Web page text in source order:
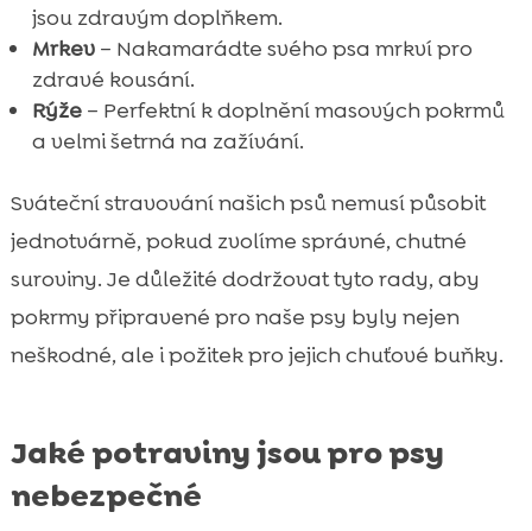
jsou zdravým doplňkem.
Mrkev– Nakamarádte svého psa mrkví pro
zdravé kousání.
Rýže– Perfektní k doplnění masových pokrmů
a velmi šetrná na zažívání.
Sváteční stravování našich psů nemusí působit
jednotvárně, pokud zvolíme správné, chutné
suroviny. Je důležité dodržovat tyto rady, aby
pokrmy připravené pro naše psy byly nejen
neškodné, ale i požitek pro jejich chuťové buňky.
Jaké potraviny jsou pro psy
nebezpečné